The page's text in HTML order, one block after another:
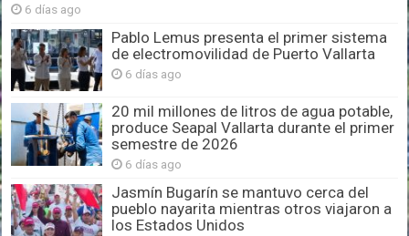
6 días ago
Pablo Lemus presenta el primer sistema
de electromovilidad de Puerto Vallarta
6 días ago
20 mil millones de litros de agua potable,
produce Seapal Vallarta durante el primer
semestre de 2026
6 días ago
Jasmín Bugarín se mantuvo cerca del
pueblo nayarita mientras otros viajaron a
los Estados Unidos